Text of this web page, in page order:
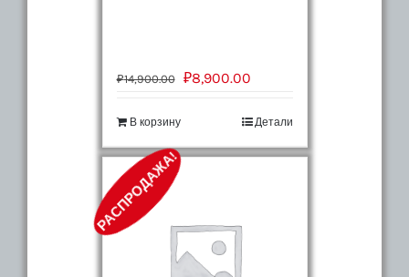
₽14,900.00 ₽8,900.00
В корзину Детали
РАСПРОДАЖА!